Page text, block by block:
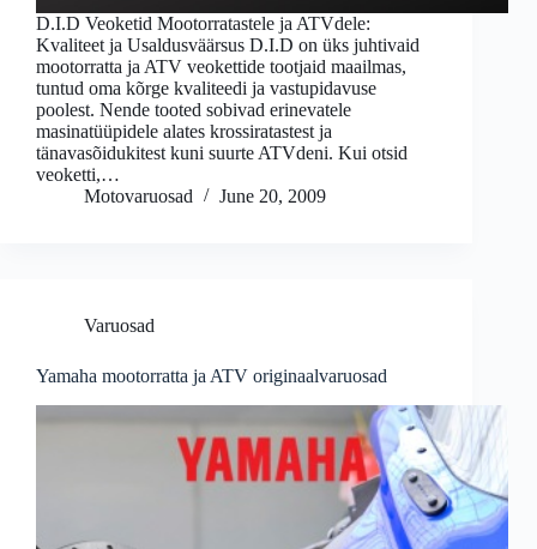
D.I.D Veoketid Mootorratastele ja ATVdele:
Kvaliteet ja Usaldusväärsus D.I.D on üks juhtivaid
mootorratta ja ATV veokettide tootjaid maailmas,
tuntud oma kõrge kvaliteedi ja vastupidavuse
poolest. Nende tooted sobivad erinevatele
masinatüüpidele alates krossiratastest ja
tänavasõidukitest kuni suurte ATVdeni. Kui otsid
veoketti,…
Motovaruosad
June 20, 2009
Varuosad
Yamaha mootorratta ja ATV originaalvaruosad